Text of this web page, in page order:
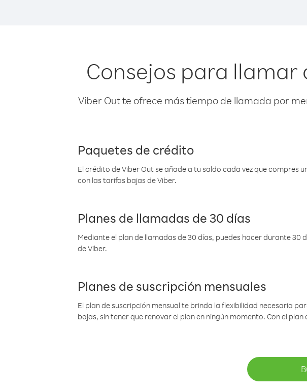
Consejos para llamar
Viber Out te ofrece más tiempo de llamada por
Paquetes de crédito
El crédito de Viber Out se añade a tu saldo cada vez que compres
con las tarifas bajas de Viber.
Planes de llamadas de 30 días
Mediante el plan de llamadas de 30 días, puedes hacer durante
de Viber.
Planes de suscripción mensuales
El plan de suscripción mensual te brinda la flexibilidad necesaria
bajas, sin tener que renovar el plan en ningún momento. Con el